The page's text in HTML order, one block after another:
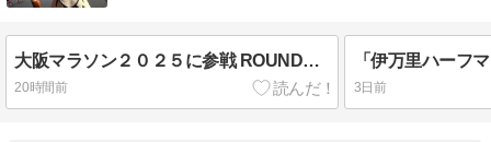
大阪マラソン２０２５に参戦 ROUND１６「やっと果たせたこと」
20時間前 3日前